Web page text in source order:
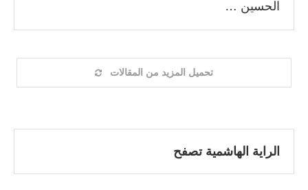
الحسين …
تحميل المزيد من المقالات
الراية الهاشمية تصفح